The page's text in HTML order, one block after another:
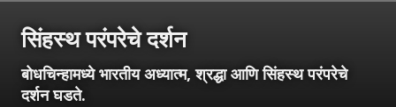
सिंहस्थ परंपरेचे दर्शन
बोधचिन्हामध्ये भारतीय अध्यात्म, श्रद्धा आणि सिंहस्थ परंपरेचे
दर्शन घडते.